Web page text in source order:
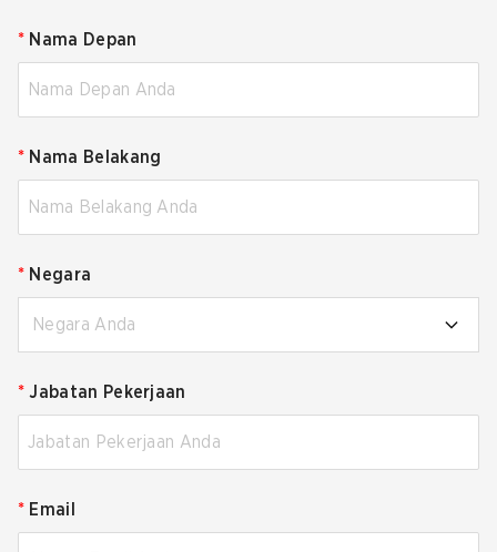
* Nama Depan
* Nama Belakang
* Negara
Negara Anda
* Jabatan Pekerjaan
* Email